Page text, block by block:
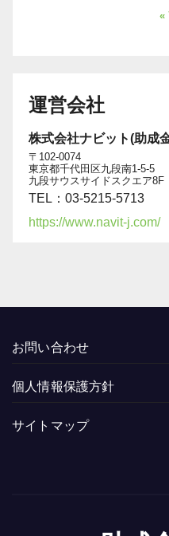
«
運営会社
株式会社ナビット(助成
〒102-0074
東京都千代田区九段南1-5-5
九段サウスサイドスクエア8F
TEL：03-5215-5713
https://www.navit-j.com/
お問い合わせ
個人情報保護方針
サイトマップ